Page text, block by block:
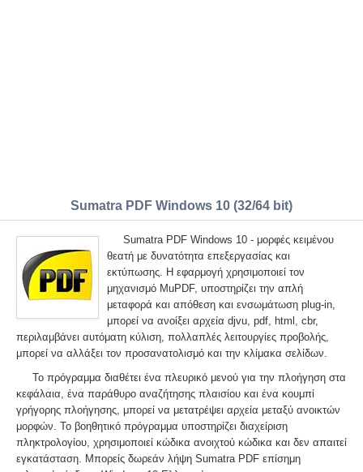
Sumatra PDF Windows 10 (32/64 bit)
Sumatra PDF Windows 10 - μορφές κειμένου
θεατή με δυνατότητα επεξεργασίας και
εκτύπωσης. Η εφαρμογή χρησιμοποιεί τον
μηχανισμό MuPDF, υποστηρίζει την απλή
μεταφορά και απόθεση και ενσωμάτωση plug-in,
μπορεί να ανοίξει αρχεία djvu, pdf, html, cbr,
περιλαμβάνει αυτόματη κύλιση, πολλαπλές λειτουργίες προβολής,
μπορεί να αλλάξει τον προσανατολισμό και την κλίμακα σελίδων.
Το πρόγραμμα διαθέτει ένα πλευρικό μενού για την πλοήγηση στα
κεφάλαια, ένα παράθυρο αναζήτησης πλαισίου και ένα κουμπί
γρήγορης πλοήγησης, μπορεί να μετατρέψει αρχεία μεταξύ ανοικτών
μορφών. Το βοηθητικό πρόγραμμα υποστηρίζει διαχείριση
πληκτρολογίου, χρησιμοποιεί κώδικα ανοιχτού κώδικα και δεν απαιτεί
εγκατάσταση. Μπορείς δωρεάν λήψη Sumatra PDF επίσημη